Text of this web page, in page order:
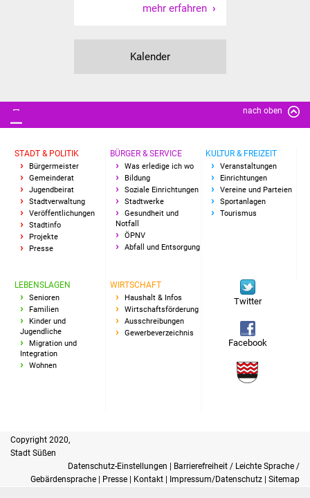
Erlebnisregion
Industriekultur
Lebenslagen
Senioren
Seniorenwohn- und
Pflegeheim
Migration und Integration
mehr erfahren
Kalender
nach oben
STADT & POLITIK
Bürgermeister
Gemeinderat
Jugendbeirat
Stadtverwaltung
Veröffentlichungen
Stadtinfo
Projekte
Presse
BÜRGER & SERVICE
Was erledige ich wo
Bildung
Soziale Einrichtungen
Stadtwerke
Gesundheit und
Notfall
ÖPNV
Abfall und Entsorgung
KULTUR & FREIZEIT
Veranstaltungen
Einrichtungen
Vereine und Parteien
Sportanlagen
Tourismus
LEBENSLAGEN
Senioren
Familien
Kinder und
Jugendliche
Migration und
Integration
Wohnen
WIRTSCHAFT
Haushalt & Infos
Wirtschaftsförderung
Ausschreibungen
Gewerbeverzeichnis
Twitter
Facebook
Copyright 2020,
Stadt Süßen
Datenschutz-Einstellungen
Barrierefreiheit / Leichte Sprache /
Gebärdensprache
Presse Kontakt Impressum/Datenschutz Sitemap